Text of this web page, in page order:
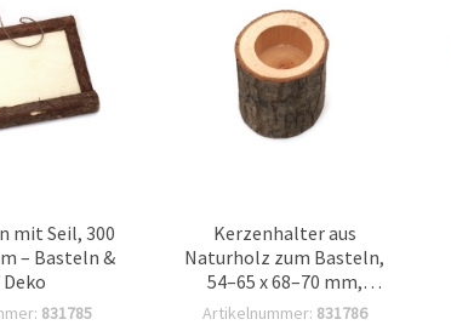
mit Seil, 300
– Basteln &
Deko
831785
Kerzenhalter aus
Naturholz zum Basteln,
54–65 x 68–70 mm,
gemischt
Artikelnummer: 831786